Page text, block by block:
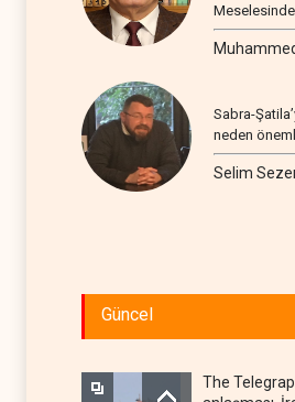
seyir
Sabra-
neden
Selim
Güncel
The